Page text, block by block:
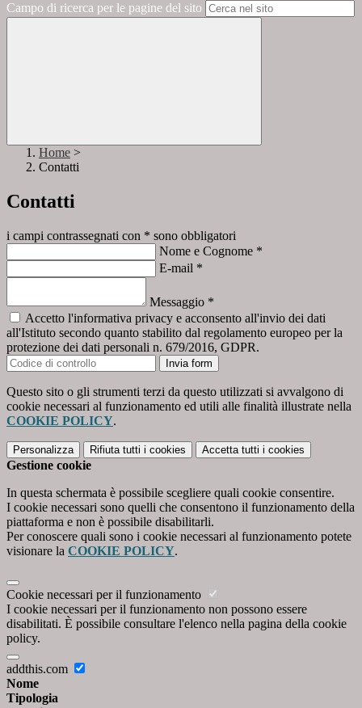
Campo di ricerca per le pagine del sito
Home >
Contatti
Contatti
i campi contrassegnati con * sono obbligatori
Nome e Cognome *
E-mail *
Messaggio *
Accetto l'informativa privacy e acconsento all'invio dei dati
all'Istituto secondo quanto stabilito dal regolamento europeo per la
protezione dei dati personali n. 679/2016, GDPR.
Invia form
Questo sito o gli strumenti terzi da questo utilizzati si avvalgono di
cookie necessari al funzionamento ed utili alle finalità illustrate nella
COOKIE POLICY.
Personalizza Rifiuta tutti i cookies Accetta tutti i cookies
Gestione cookie
In questa schermata è possibile scegliere quali cookie consentire.
I cookie necessari sono quelli che consentono il funzionamento della
piattaforma e non è possibile disabilitarli.
Per conoscere quali sono i cookie necessari al funzionamento potete
visionare la COOKIE POLICY.
Cookie necessari per il funzionamento
I cookie necessari per il funzionamento non possono essere
disabilitati. È possibile consultare l'elenco nella pagina della cookie
policy.
addthis.com
Nome
Tipologia